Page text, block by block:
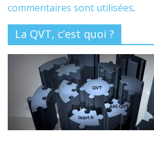
commentaires sont utilisées.
La QVT, c’est quoi ?